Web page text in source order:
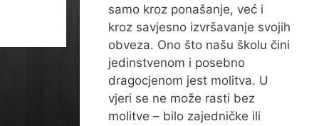
samo kroz ponašanje, već i
kroz savjesno izvršavanje svojih
obveza. Ono što našu školu čini
jedinstvenom i posebno
dragocjenom jest molitva. U
vjeri se ne može rasti bez
molitve – bilo zajedničke ili